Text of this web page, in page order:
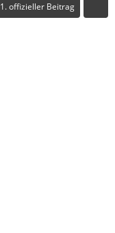
1. offizieller Beitrag